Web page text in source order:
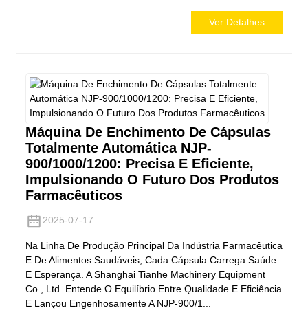
Ver Detalhes
Máquina De Enchimento De Cápsulas
Totalmente Automática NJP-
900/1000/1200: Precisa E Eficiente,
Impulsionando O Futuro Dos Produtos
Farmacêuticos
2025-07-17
Na Linha De Produção Principal Da Indústria Farmacêutica
E De Alimentos Saudáveis, Cada Cápsula Carrega Saúde
E Esperança. A Shanghai Tianhe Machinery Equipment
Co., Ltd. Entende O Equilíbrio Entre Qualidade E Eficiência
E Lançou Engenhosamente A NJP-900/1...